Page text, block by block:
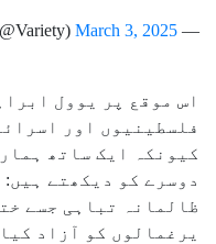
— Variety (@Variety)
March 3, 2025
اس موقع پر یوول
فلسطینیوں اور
کیونکہ ایک ساتھ
دوسرے کو دیکھتے
ظالمانہ تباہی جسے
یرغمالوں کو آزاد